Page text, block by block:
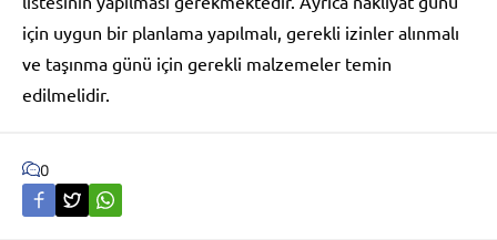
için uygun bir planlama yapılmalı, gerekli izinler alınmalı
ve taşınma günü için gerekli malzemeler temin
edilmelidir.
0